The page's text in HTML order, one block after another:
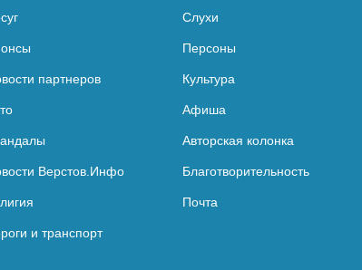
Слухи
Персоны
партнеров Культура
Афиша
Авторская колонка
Верстов.Инфо Благотворительность
Почта
и транспорт